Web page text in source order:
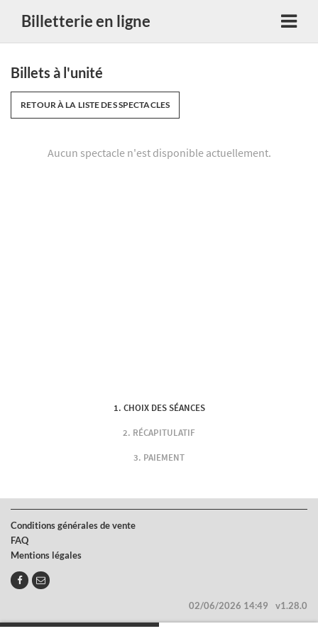
Billetterie en ligne
Billets à l'unité
RETOUR À LA LISTE DES SPECTACLES
Aucun spectacle n'est disponible actuellement.
CHOIX DES SÉANCES
RÉCAPITULATIF
PAIEMENT
Conditions générales de vente
FAQ
Mentions légales
02/06/2026 14:49 v1.28.0